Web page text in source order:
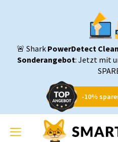
🚨 Shark PowerDetect
Sonderangebot: Jetzt mit
-10%
Toggle
navigation